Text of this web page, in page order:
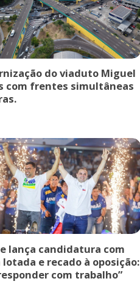
do viaduto Miguel
com frentes simultâneas
lança candidatura com
lotada e recado à oposição:
com trabalho”